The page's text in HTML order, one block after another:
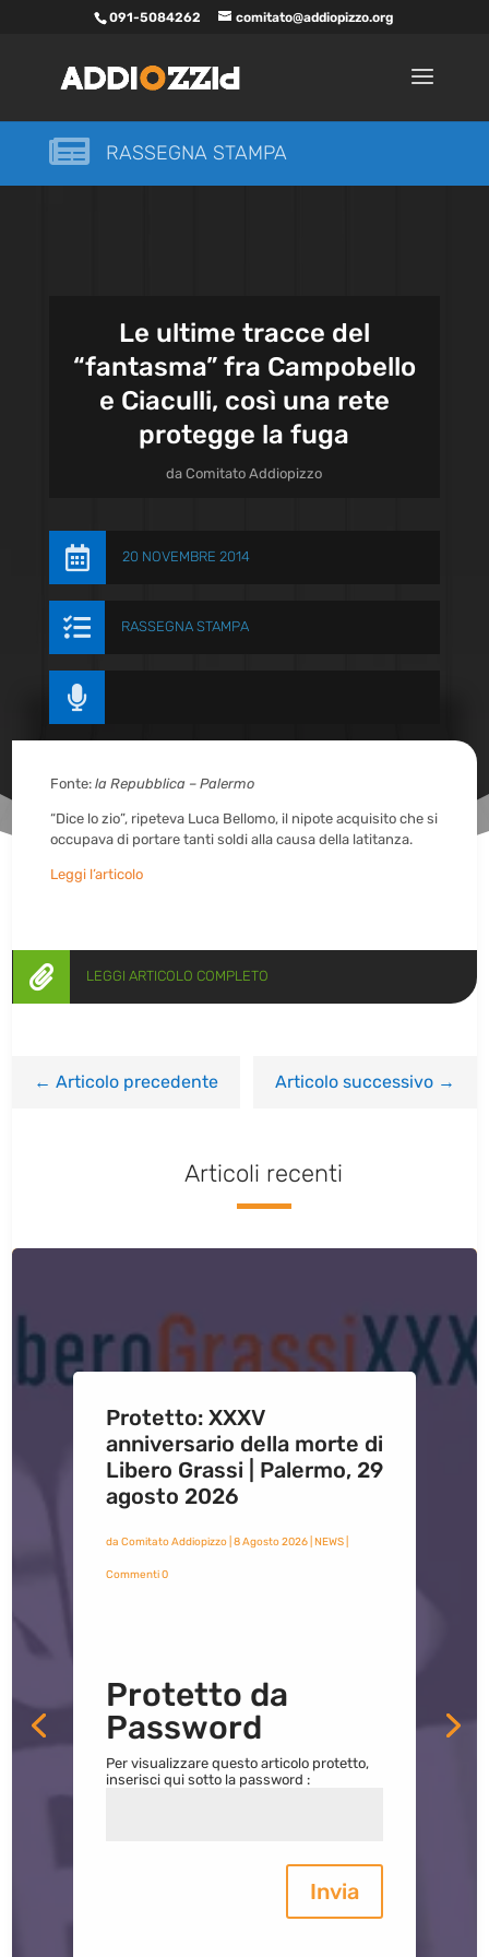
091-5084262 comitato@addiopizzo.org
 RASSEGNA STAMPA
Le ultime tracce del
“fantasma” fra Campobello
e Ciaculli, così una rete
protegge la fuga
daComitato Addiopizzo
 20 NOVEMBRE 2014
 RASSEGNA STAMPA

Fonte:la Repubblica – Palermo
“Dice lo zio”, ripeteva Luca Bellomo, il nipote acquisito che si
occupava di portare tanti soldi alla causa della latitanza.
Leggi l’articolo
 LEGGI ARTICOLO COMPLETO
←Articolo precedente Articolo successivo→
Articoli recenti
Protetto: XXXV
anniversario della morte di
Libero Grassi | Palermo, 29
agosto 2026
da Comitato Addiopizzo| 8 Agosto 2026| NEWS|
Commenti 0
Protetto da
Password
Per visualizzare questo articolo protetto,
inserisci qui sotto la password :
Invia